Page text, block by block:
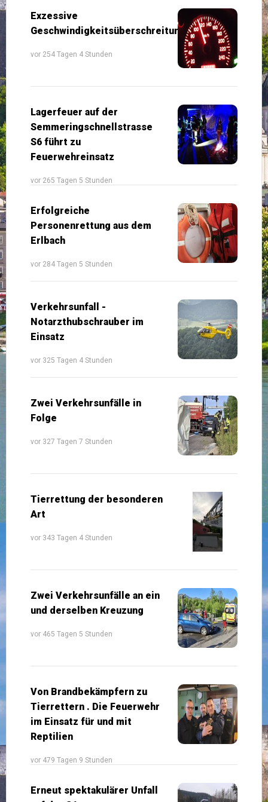
Exzessive
Geschwindigkeitsüberschreitung
vor 254 Tagen 4 Stunden
Lagerfeuer auf der
Semmeringschnellstrasse
S6 führt zu
Feuerwehreinsatz
vor 265 Tagen 5 Stunden
Erfolgreiche
Personenrettung aus dem
Erlbach
vor 284 Tagen 5 Stunden
Verkehrsunfall -
Notarzthubschrauber im
Einsatz
vor 325 Tagen 4 Stunden
Zwei Verkehrsunfälle in
Folge
vor 327 Tagen 7 Stunden
Tierrettung der besonderen
Art
vor 343 Tagen 4 Stunden
Zwei Verkehrsunfälle an ein
und derselben Kreuzung
vor 465 Tagen 5 Stunden
Von Brandbekämpfern zu
Tierrettern . Die Feuerwehr
im Einsatz für und mit
Reptilien
vor 479 Tagen 9 Stunden
Erneut spektakulärer Unfall